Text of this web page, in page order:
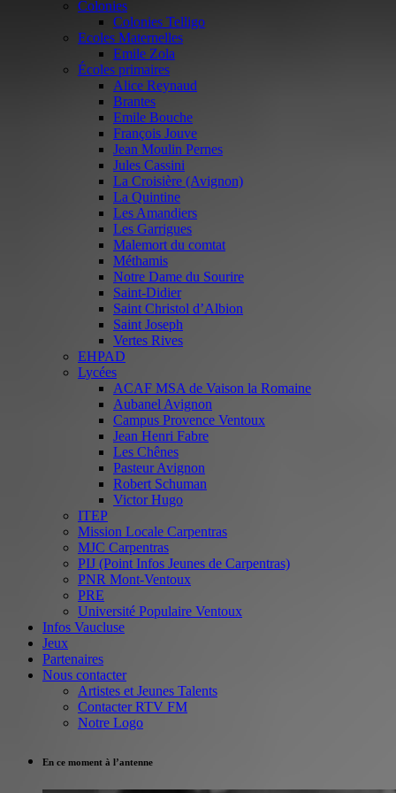
Colonies
Colonies Telligo
Ecoles Maternelles
Emile Zola
Écoles primaires
Alice Reynaud
Brantes
Emile Bouche
François Jouve
Jean Moulin Pernes
Jules Cassini
La Croisière (Avignon)
La Quintine
Les Amandiers
Les Garrigues
Malemort du comtat
Méthamis
Notre Dame du Sourire
Saint-Didier
Saint Christol d’Albion
Saint Joseph
Vertes Rives
EHPAD
Lycées
ACAF MSA de Vaison la Romaine
Aubanel Avignon
Campus Provence Ventoux
Jean Henri Fabre
Les Chênes
Pasteur Avignon
Robert Schuman
Victor Hugo
ITEP
Mission Locale Carpentras
MJC Carpentras
PIJ (Point Infos Jeunes de Carpentras)
PNR Mont-Ventoux
PRE
Université Populaire Ventoux
Infos Vaucluse
Jeux
Partenaires
Nous contacter
Artistes et Jeunes Talents
Contacter RTV FM
Notre Logo
En ce moment à l’antenne